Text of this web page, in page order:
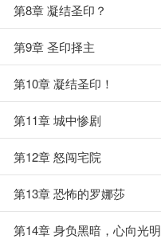
第8章 凝结圣印？
第9章 圣印择主
第10章 凝结圣印！
第11章 城中惨剧
第12章 怒闯宅院
第13章 恐怖的罗娜莎
第14章 身负黑暗，心向光明